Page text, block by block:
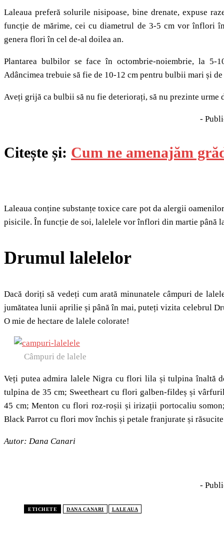
Laleaua preferă solurile nisipoase, bine drenate, expuse
funcție de mărime, cei cu diametrul de 3-5 cm vor înflori
genera flori în cel de-al doilea an.
Plantarea bulbilor se face în octombrie-noiembrie, la
Adâncimea trebuie să fie de 10-12 cm pentru bulbii mari și
Aveți grijă ca bulbii să nu fie deteriorați, să nu prezinte urme
-
Citește și: Cum ne amenajăm
Laleaua conține substanțe toxice care pot da alergii
pisicile. În funcție de soi, lalelele vor înflori din martie până
Drumul lalelelor
Dacă doriți să vedeți cum arată minunatele câmpuri de
jumătatea lunii aprilie și până în mai, puteți vizita celebrul
O mie de hectare de lalele colorate!
Câmpuri de lalele
Veți putea admira lalele Nigra cu flori lila și tulpina înaltă
tulpina de 35 cm; Sweetheart cu flori galben-fildeș și
45 cm; Menton cu flori roz-roșii și irizații portocaliu
Black Parrot cu flori mov închis și petale franjurate și
Autor: Dana Canari
-
ETICHETE DANA CANARI LALEAUA